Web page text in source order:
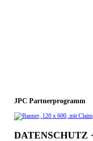
JPC Partnerprogramm
DATENSCHUTZ